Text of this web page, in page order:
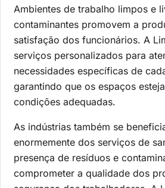
Ambientes de trabalho limpos e
contaminantes promovem a
satisfação dos funcionários. A
serviços personalizados para
necessidades específicas de
garantindo que os espaços
condições adequadas.
As indústrias também se
enormemente dos serviços de
presença de resíduos e
comprometer a qualidade dos